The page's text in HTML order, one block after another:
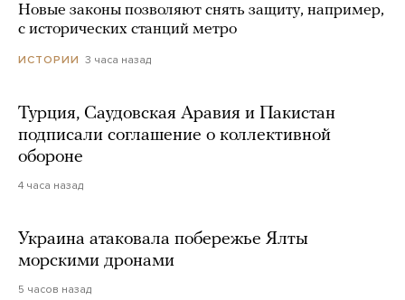
Новые законы позволяют снять защиту, например,
с исторических станций метро
ИСТОРИИ 3 часа назад
Турция, Саудовская Аравия и Пакистан
подписали соглашение о коллективной
обороне
4 часа назад
Украина атаковала побережье Ялты
морскими дронами
5 часов назад